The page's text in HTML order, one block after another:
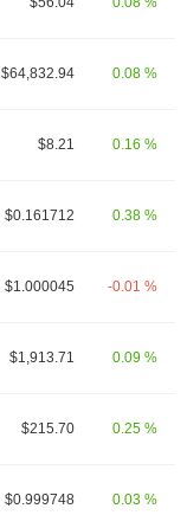
$64,832.94 0.08 %
$8.21 0.16 %
$0.161712 0.38 %
$1.000045 -0.01 %
$1,913.71 0.09 %
$215.70 0.25 %
$0.999748 0.03 %